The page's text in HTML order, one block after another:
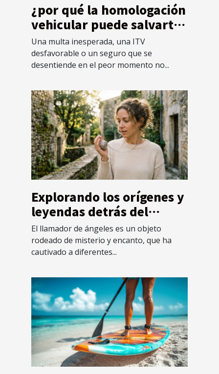
¿por qué la homologación
vehicular puede salvarte
de imprevistos legales?
Una multa inesperada, una ITV
desfavorable o un seguro que se
desentiende en el peor momento no...
Explorando los orígenes y
leyendas detrás del
llamador de ángeles
El llamador de ángeles es un objeto
rodeado de misterio y encanto, que ha
cautivado a diferentes...